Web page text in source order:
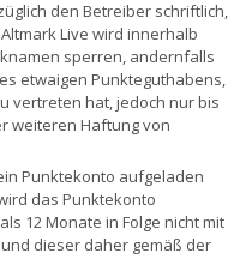
den Betreiber schriftlich,
Live wird innerhalb
sperren, andernfalls
etwaigen Punkteguthabens,
vertreten hat, jedoch nur bis
weiteren Haftung von
Punktekonto aufgeladen
das Punktekonto
12 Monate in Folge nicht mit
dieser daher gemäß der